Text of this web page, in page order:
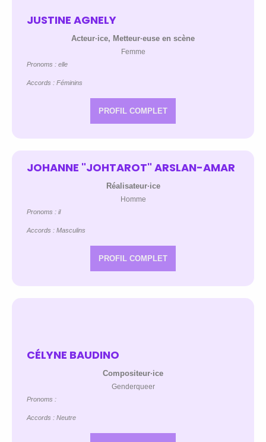
JUSTINE AGNELY
Acteur·ice, Metteur·euse en scène
Femme
Pronoms : elle
Accords : Féminins
PROFIL COMPLET
JOHANNE "JOHTAROT" ARSLAN-AMAR
Réalisateur·ice
Homme
Pronoms : il
Accords : Masculins
PROFIL COMPLET
CÉLYNE BAUDINO
Compositeur·ice
Genderqueer
Pronoms :
Accords : Neutre